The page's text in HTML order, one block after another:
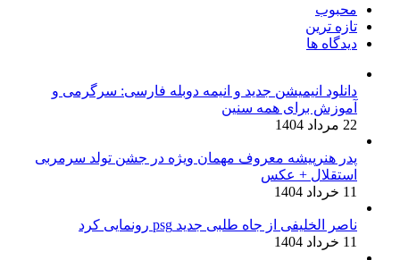
محبوب
تازه ترین
دیدگاه ها
دانلود انیمیشن جدید و انیمه دوبله فارسی: سرگرمی و
آموزش برای همه سنین
22 مرداد 1404
پدر هنرپیشه معروف مهمان ویژه در جشن تولد سرمربی
استقلال + عکس
11 خرداد 1404
ناصر الخلیفی از جاه طلبی جدید psg رونمایی کرد
11 خرداد 1404